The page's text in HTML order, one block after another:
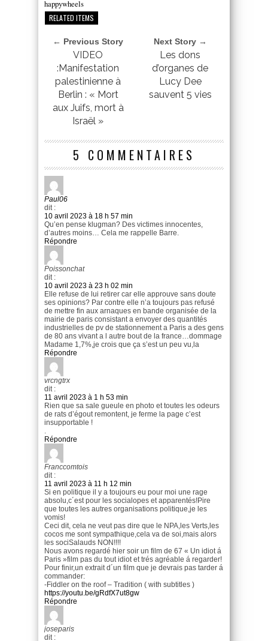
happywheels
RELATED ITEMS
← Previous Story
VIDEO
:Manifestation
palestinienne à
Berlin : « Mort
aux Juifs, mort à
Israël »
Next Story →
Les dons
d’organes de
Lucy Dee
sauvent 5 vies
5 COMMENTAIRES
Paul06
dit :
10 avril 2023 à 18 h 57 min
Qu’en pense klugman? Des victimes innocentes,
d’autres moins… Cela me rappelle Barre.
Répondre
Poissonchat
dit :
10 avril 2023 à 23 h 02 min
Elle refuse de lui retirer car elle approuve sans doute
ses opinions? Par contre elle n’a toujours pas refusé
de mettre fin aux arnaques en bande organisée de la
mairie de paris consistant a envoyer des quantités
industrielles de pv de stationnement a Paris a des gens
de 80 ans vivant a l autre bout de la france…dommage
Madame 1,7%,je crois que ça s’est un peu vu,la
Répondre
vrcngtrx
dit :
11 avril 2023 à 1 h 53 min
Rien que sa sale gueule en photo et toutes les odeurs
de rats d’égout remontent, je ferme la page c’est
insupportable !
.
Répondre
Franccomtois
dit :
11 avril 2023 à 11 h 12 min
Si en politique il y a toujours eu pour moi une rage
absolu,c´est pour les socialopes et apparentés!Pire
que toutes les autres organisations politique,je les
vomis!
Ceci dit, cela ne veut pas dire que le NPA,les Verts,les
cocos me sont sympathique,cela va de soi,mais alors
les sociSalauds NON!!!!
Nous avons regardé hier soir un film de 67 « Un idiot á
Paris »film pas du tout idiot et trés agréable á regarder!
Pour finir,un extrait d´un film que je devrais pas tarder á
commander:
-Fiddler on the roof – Tradition ( with subtitles )
https://youtu.be/gRdfX7ut8gw
Répondre
joseparis
dit :